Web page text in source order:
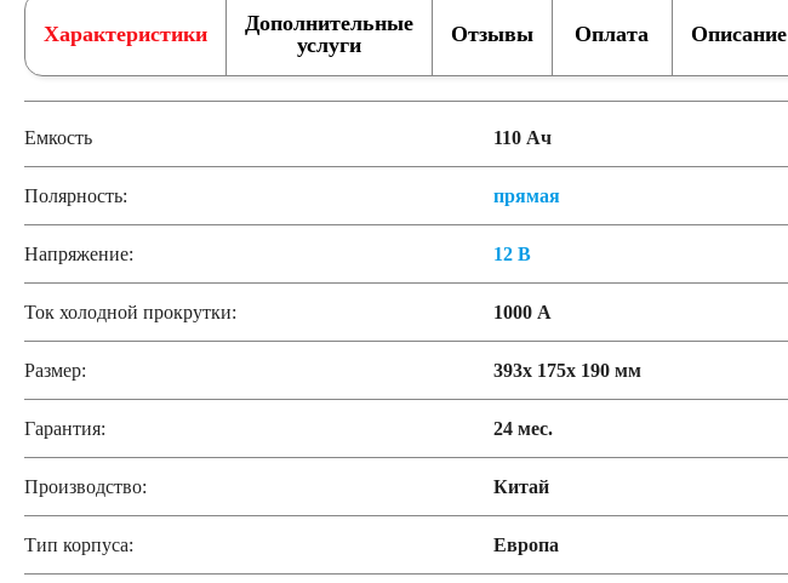
Характеристики
Дополнительные
услуги
Отзывы Оплата Описание
Емкость 110 Ач
Полярность: прямая
Напряжение: 12 В
Ток холодной прокрутки: 1000 А
Размер: 393x 175x 190 мм
Гарантия: 24 мес.
Производство: Китай
Тип корпуса: Европа